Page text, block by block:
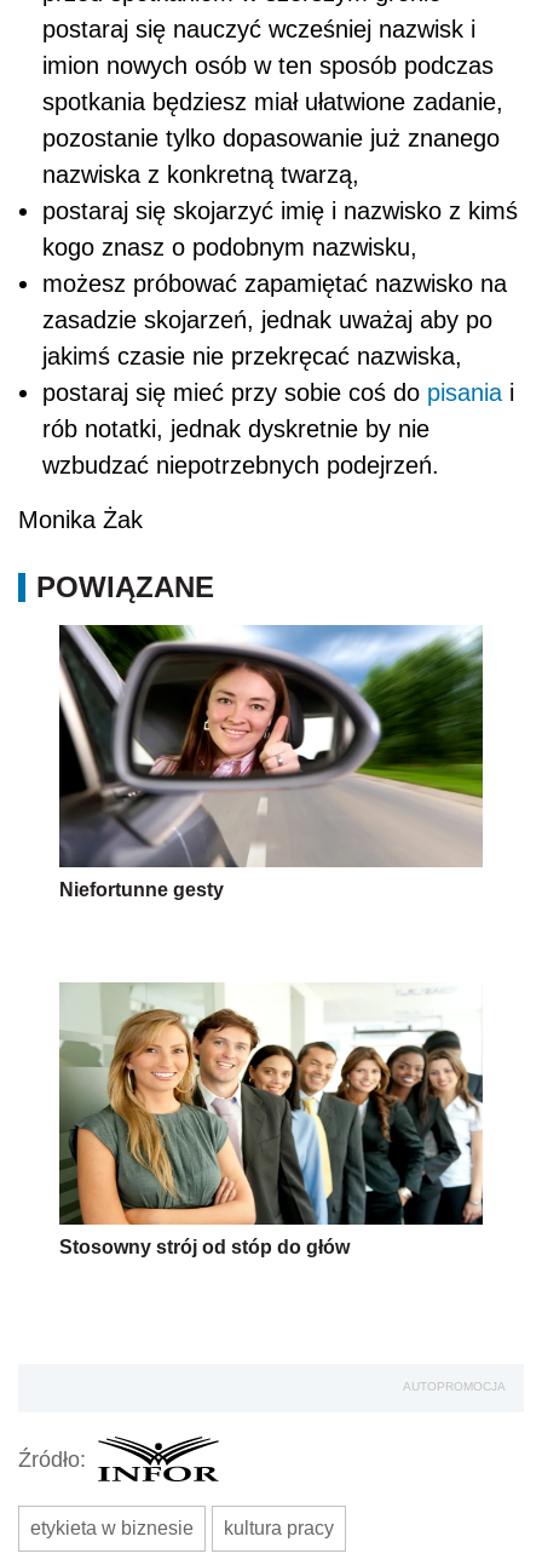
postaraj się nauczyć wcześniej nazwisk i
imion nowych osób w ten sposób podczas
spotkania będziesz miał ułatwione zadanie,
pozostanie tylko dopasowanie już znanego
nazwiska z konkretną twarzą,
postaraj się skojarzyć imię i nazwisko z kimś
kogo znasz o podobnym nazwisku,
możesz próbować zapamiętać nazwisko na
zasadzie skojarzeń, jednak uważaj aby po
jakimś czasie nie przekręcać nazwiska,
postaraj się mieć przy sobie coś do pisania i
rób notatki, jednak dyskretnie by nie
wzbudzać niepotrzebnych podejrzeń.
Monika Żak
POWIĄZANE
Niefortunne gesty
Stosowny strój od stóp do głów
AUTOPROMOCJA
Źródło:
etykieta w biznesie kultura pracy